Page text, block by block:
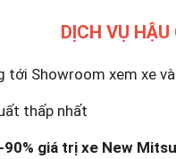
DỊCH VỤ HẬU
tới Showroom xem xe
thấp nhất
giá trị xe New